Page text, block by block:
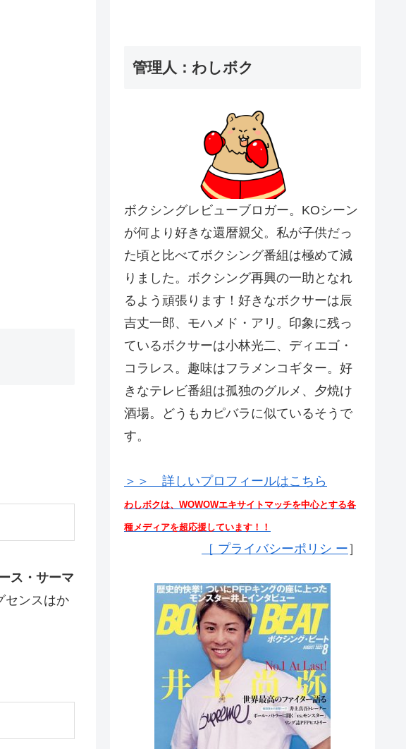
ス・サーマ
センスはか
管理人：わしボク
ボクシングレビューブロガー。KOシーン
が何より好きな還暦親父。私が子供だっ
た頃と比べてボクシング番組は極めて減
りました。ボクシング再興の一助となれ
るよう頑張ります！好きなボクサーは辰
吉丈一郎、モハメド・アリ。印象に残っ
ているボクサーは小林光二、ディエゴ・
コラレス。趣味はフラメンコギター。好
きなテレビ番組は孤独のグルメ、夕焼け
酒場。どうもカピバラに似ているそうで
す。
＞＞ 詳しいプロフィールはこちら
わしボクは、WOWOWエキサイトマッチを中心とする各
種メディアを超応援しています！！
［ プライバシーポリシ ー］